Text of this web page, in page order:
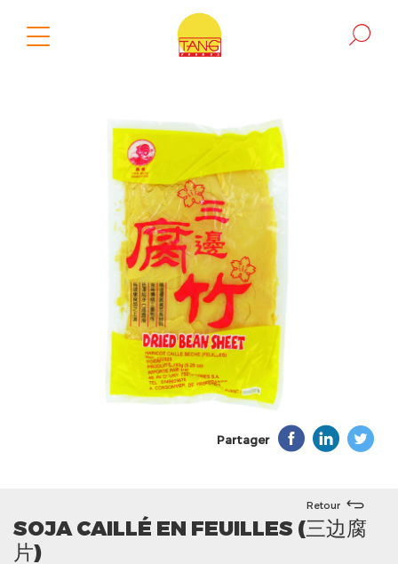
Partager
Retour
SOJA CAILLÉ EN FEUILLES (三边腐
片)